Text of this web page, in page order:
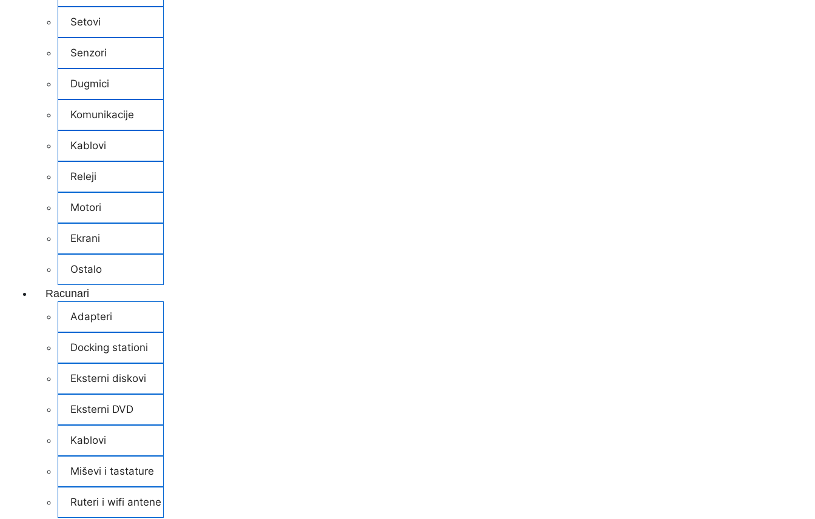
Setovi
Senzori
Dugmici
Komunikacije
Kablovi
Releji
Motori
Ekrani
Ostalo
Racunari
Adapteri
Docking stationi
Eksterni diskovi
Eksterni DVD
Kablovi
Miševi i tastature
Ruteri i wifi antene